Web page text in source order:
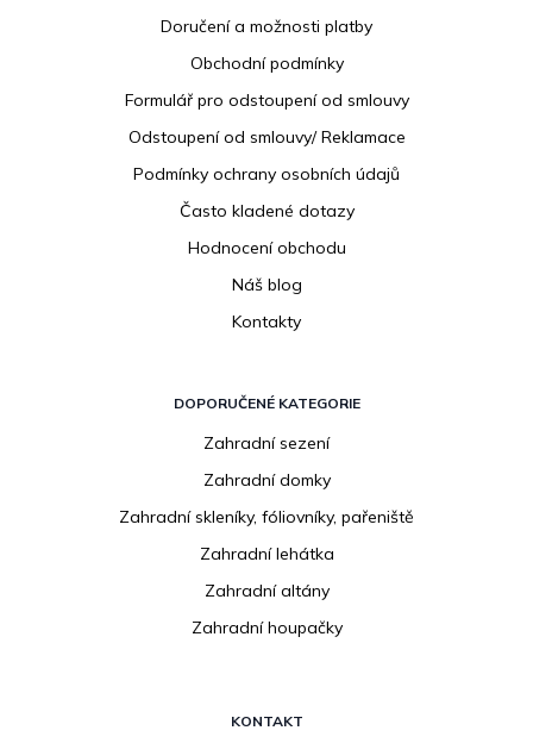
Doručení a možnosti platby
Obchodní podmínky
Formulář pro odstoupení od smlouvy
Odstoupení od smlouvy/ Reklamace
Podmínky ochrany osobních údajů
Často kladené dotazy
Hodnocení obchodu
Náš blog
Kontakty
DOPORUČENÉ KATEGORIE
Zahradní sezení
Zahradní domky
Zahradní skleníky, fóliovníky, pařeniště
Zahradní lehátka
Zahradní altány
Zahradní houpačky
KONTAKT